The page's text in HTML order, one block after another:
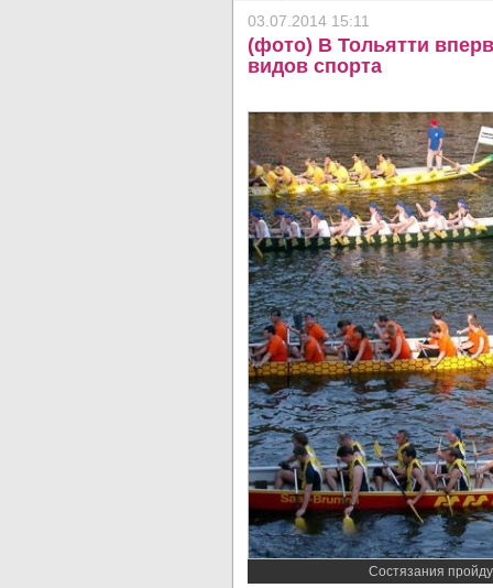
03.07.2014 15:11
(фото) В Тольятти
видов спорта
Состязания